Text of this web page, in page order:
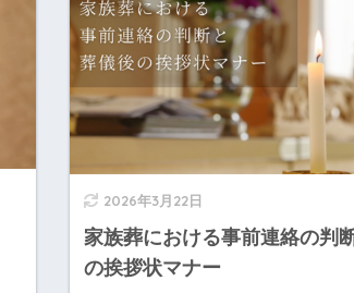
2026年3月22日
家族葬における事前連絡の判
の挨拶状マナー